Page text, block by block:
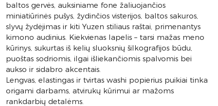
baltos gervės, auksiniame fone žaliuojančios
miniatiūrinės pušys, žydinčios visterijos, baltos sakuros,
slyvų žydėjimas ir kiti Yuzen stiliaus raštai, primenantys
kimono audinius. Kiekvienas lapelis – tarsi mažas meno
kūrinys, sukurtas iš kelių sluoksnių šilkografijos būdu,
puoštas sodriomis, ilgai išliekančiomis spalvomis bei
aukso ir sidabro akcentais.
Lengvas, elastingas ir tvirtas washi popierius puikiai tinka
origami darbams, atvirukų kūrimui ar mažoms
rankdarbių detalėms.